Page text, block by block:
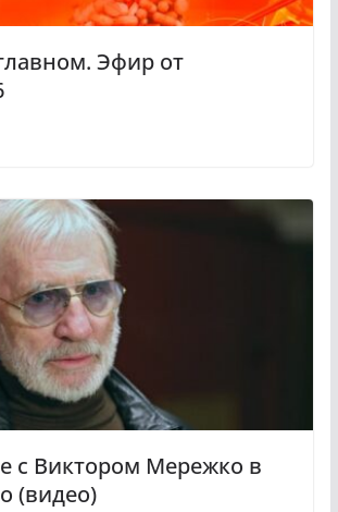
Эфир от
с Виктором Мережко в
(видео)